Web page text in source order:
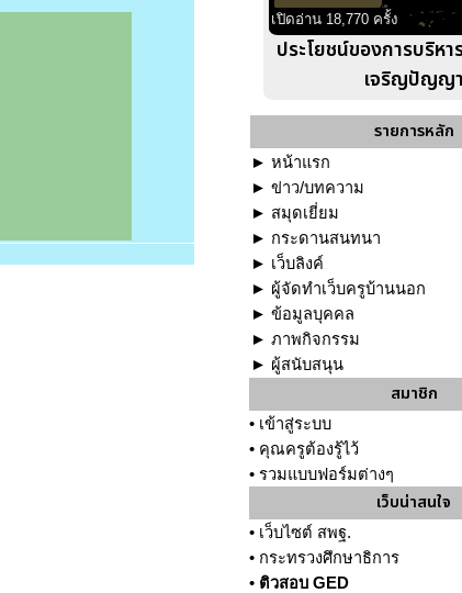
เปิดอ่าน 18,770 ครั้ง
ประโยชน์ของการบริห
เจริญปัญญ
รายการหลัก
► หน้าแรก
► ข่าว/บทความ
► สมุดเยี่ยม
► กระดานสนทนา
► เว็บลิงค์
► ผู้จัดทำเว็บครูบ้านนอก
► ข้อมูลบุคคล
► ภาพกิจกรรม
► ผู้สนับสนุน
สมาชิก
• เข้าสู่ระบบ
• คุณครูต้องรู้ไว้
• รวมแบบฟอร์มต่างๆ
เว็บน่าสนใจ
• เว็บไซต์ สพฐ.
• กระทรวงศึกษาธิการ
• ติวสอบ GED